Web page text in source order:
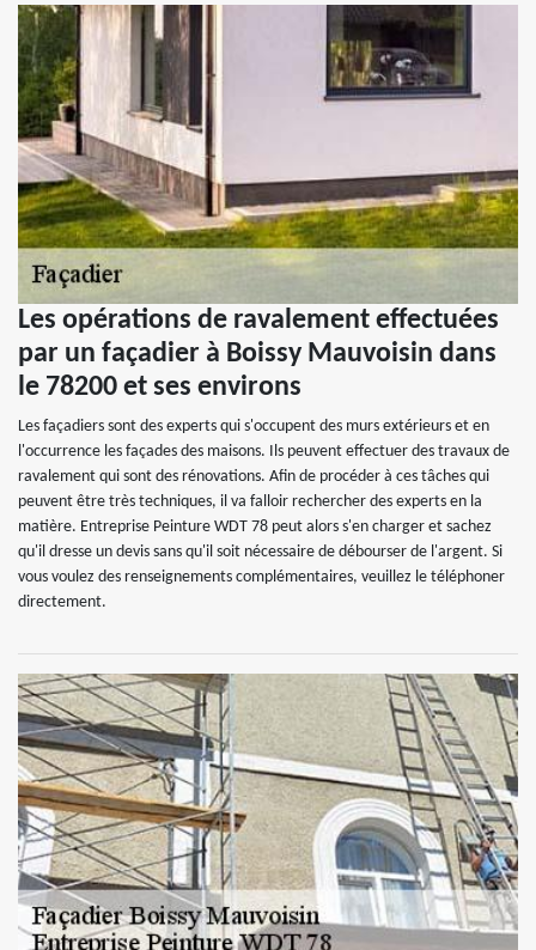
Les opérations de ravalement effectuées
par un façadier à Boissy Mauvoisin dans
le 78200 et ses environs
Les façadiers sont des experts qui s'occupent des murs extérieurs et en
l'occurrence les façades des maisons. Ils peuvent effectuer des travaux de
ravalement qui sont des rénovations. Afin de procéder à ces tâches qui
peuvent être très techniques, il va falloir rechercher des experts en la
matière. Entreprise Peinture WDT 78 peut alors s'en charger et sachez
qu'il dresse un devis sans qu'il soit nécessaire de débourser de l'argent. Si
vous voulez des renseignements complémentaires, veuillez le téléphoner
directement.